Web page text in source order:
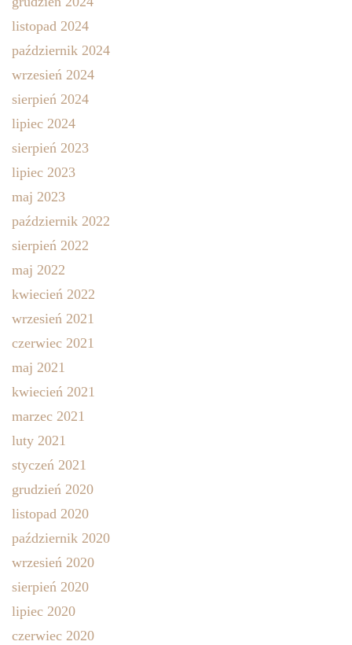
listopad 2024
październik 2024
wrzesień 2024
sierpień 2024
lipiec 2024
sierpień 2023
lipiec 2023
maj 2023
październik 2022
sierpień 2022
maj 2022
kwiecień 2022
wrzesień 2021
czerwiec 2021
maj 2021
kwiecień 2021
marzec 2021
luty 2021
styczeń 2021
grudzień 2020
listopad 2020
październik 2020
wrzesień 2020
sierpień 2020
lipiec 2020
czerwiec 2020